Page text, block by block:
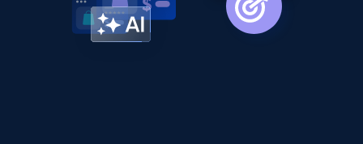
2.1K+ 375+ Comece agora